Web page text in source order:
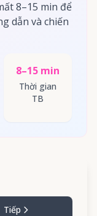
8–15 min để
dẫn và chiến
8–15 min
Thời gian
TB
Tiếp